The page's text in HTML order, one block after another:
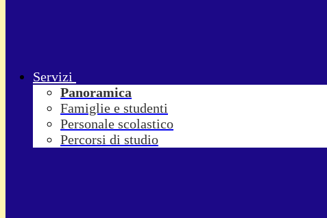
Servizi
Panoramica
Famiglie e studenti
Personale scolastico
Percorsi di studio